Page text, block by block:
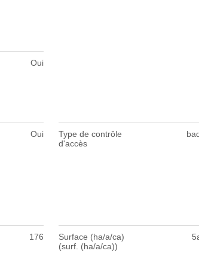
Oui
Oui
Type de contrôle
d'accès
176
Surface (ha/a/ca)
(surf. (ha/a/ca))